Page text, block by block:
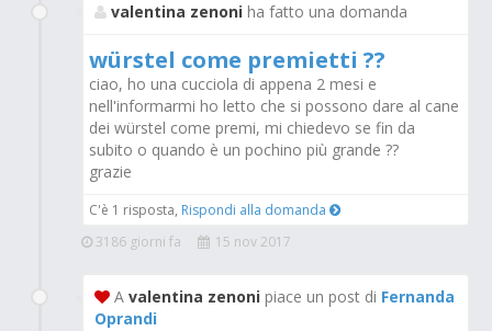
valentina zenoni ha fatto una domanda
würstel come premietti ??
ciao, ho una cucciola di appena 2 mesi e
nell'informarmi ho letto che si possono dare al cane
dei würstel come premi, mi chiedevo se fin da
subito o quando è un pochino più grande ??
grazie
C'è 1 risposta, Rispondi alla domanda
3186 giorni fa
15 nov 2017
A valentina zenoni piace un post di Fernanda
Oprandi